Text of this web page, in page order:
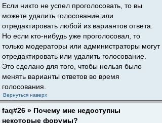
Если никто не успел проголосовать, то вы
можете удалить голосование или
отредактировать любой из вариантов ответа.
Но если кто-нибудь уже проголосовал, то
только модераторы или администраторы могут
отредактировать или удалить голосование.
Это сделано для того, чтобы нельзя было
менять варианты ответов во время
голосования.
Вернуться наверх
faq#26 » Почему мне недоступны
некоторые форумы?